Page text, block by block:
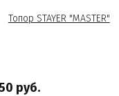
руб.